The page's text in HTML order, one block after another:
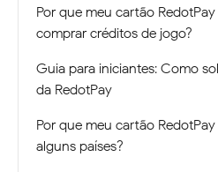
Por que meu cartão
comprar créditos de jogo?
Guia para iniciantes: Como
da RedotPay
Por que meu cartão
alguns países?